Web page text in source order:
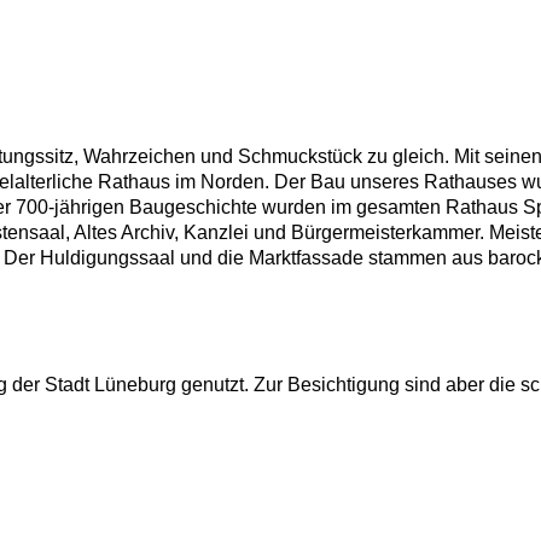
Wahrzeichen und Schmuckstück zu gleich. Mit
Rathaus im Norden. Der Bau unseres Rathauses
700-jährigen Baugeschichte wurden im gesamten Rathaus
Altes Archiv, Kanzlei und Bürgermeisterkammer.
Huldigungssaal und die Marktfassade stammen aus
Stadt Lüneburg genutzt. Zur Besichtigung sind aber die